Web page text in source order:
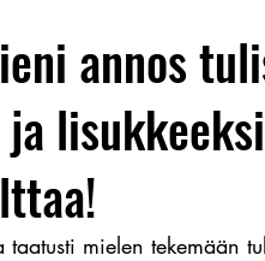
Jan I. Somela e-Babe
annos
ja
taatusti mielen tekemään